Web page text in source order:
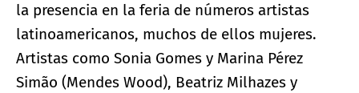
la presencia en la feria de números artistas
latinoamericanos, muchos de ellos mujeres.
Artistas como Sonia Gomes y Marina Pérez
Simão (Mendes Wood), Beatriz Milhazes y